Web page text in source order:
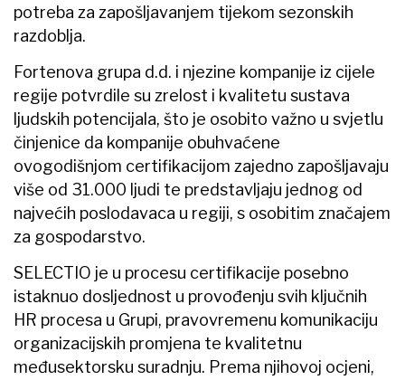
potreba za zapošljavanjem tijekom sezonskih
razdoblja.
Fortenova grupa d.d. i njezine kompanije iz cijele
regije potvrdile su zrelost i kvalitetu sustava
ljudskih potencijala, što je osobito važno u svjetlu
činjenice da kompanije obuhvaćene
ovogodišnjom certifikacijom zajedno zapošljavaju
više od 31.000 ljudi te predstavljaju jednog od
najvećih poslodavaca u regiji, s osobitim značajem
za gospodarstvo.
SELECTIO je u procesu certifikacije posebno
istaknuo dosljednost u provođenju svih ključnih
HR procesa u Grupi, pravovremenu komunikaciju
organizacijskih promjena te kvalitetnu
međusektorsku suradnju. Prema njihovoj ocjeni,